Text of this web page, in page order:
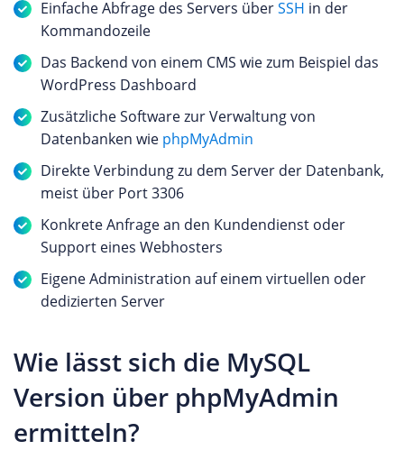
Einfache Abfrage des Servers überSSH in der
Kommandozeile
Das Backend von einem CMS wie zum Beispiel das
WordPress Dashboard
Zusätzliche Software zur Verwaltung von
Datenbanken wie phpMyAdmin
Direkte Verbindung zu dem Server der Datenbank,
meist über Port 3306
Konkrete Anfrage an den Kundendienst oder
Support eines Webhosters
Eigene Administration auf einem virtuellen oder
dedizierten Server
Wie lässt sich die MySQL
Version über phpMyAdmin
ermitteln?